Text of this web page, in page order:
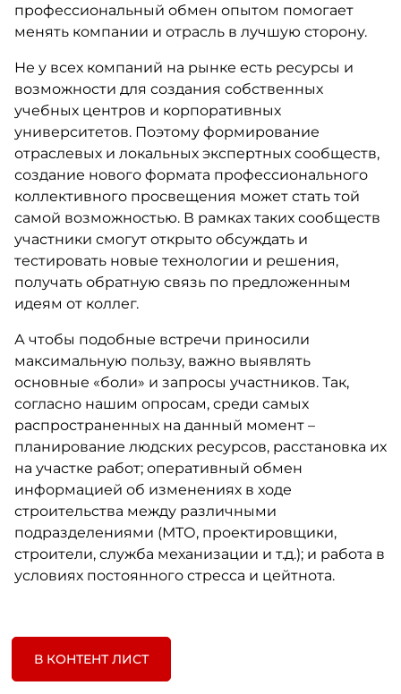
профессиональный обмен опытом помогает
менять компании и отрасль в лучшую сторону.
Не у всех компаний на рынке есть ресурсы и
возможности для создания собственных
учебных центров и корпоративных
университетов. Поэтому формирование
отраслевых и локальных экспертных сообществ,
создание нового формата профессионального
коллективного просвещения может стать той
самой возможностью. В рамках таких сообществ
участники смогут открыто обсуждать и
тестировать новые технологии и решения,
получать обратную связь по предложенным
идеям от коллег.
А чтобы подобные встречи приносили
максимальную пользу, важно выявлять
основные «боли» и запросы участников. Так,
согласно нашим опросам, среди самых
распространенных на данный момент –
планирование людских ресурсов, расстановка их
на участке работ; оперативный обмен
информацией об изменениях в ходе
строительства между различными
подразделениями (МТО, проектировщики,
строители, служба механизации и т.д.); и работа в
условиях постоянного стресса и цейтнота.
В КОНТЕНТ ЛИСТ